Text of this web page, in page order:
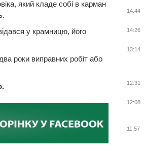
який кладе собі в карман
у крамницю, його
роки виправних робіт або
14:44
14:26
13:14
12:31
12:08
11:57